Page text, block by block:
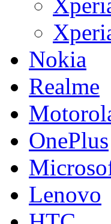
Nokia
Realme
OnePlus
Lenovo